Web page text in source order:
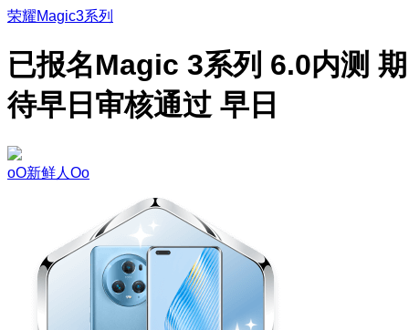
荣耀Magic3系列
已报名Magic 3系列 6.0内测 期
待早日审核通过 早日
oO新鲜人Oo